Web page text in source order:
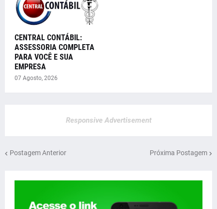
CENTRAL CONTÁBIL:
ASSESSORIA COMPLETA
PARA VOCÊ E SUA
EMPRESA
07 Agosto, 2026
Responsive Advertisement
Postagem Anterior Próxima Postagem